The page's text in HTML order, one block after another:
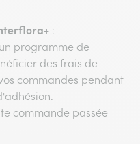
:
programme de
des frais de
commandes pendant
commande passée